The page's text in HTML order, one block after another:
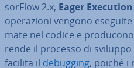
sor­Flow 2.x, Eager
ope­ra­zio­ni vengono
ma­te nel codice e
rende il processo di
facilita il debugging, poiché i